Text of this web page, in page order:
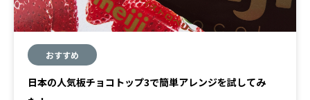
おすすめ
日本の人気板チョコトップ3で簡単アレンジを試してみ